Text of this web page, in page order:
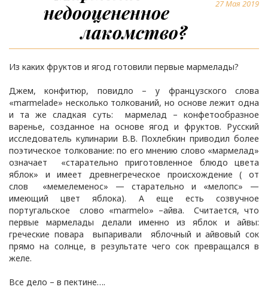
27 Мая 2019
недооцененное
лакомство?
Из каких фруктов и ягод готовили первые мармелады?
Джем, конфитюр, повидло – у французского слова
«marmelade» несколько толкований, но основе лежит одна
и та же сладкая суть: мармелад – конфетообразное
варенье, созданное на основе ягод и фруктов. Русский
исследователь кулинарии В.В. Похлебкин приводил более
поэтическое толкование: по его мнению слово «мармелад»
означает «старательно приготовленное блюдо цвета
яблок» и имеет древнегреческое происхождение ( от
слов «мемелеменос» — старательно и «мелопс» —
имеющий цвет яблока). А еще есть созвучное
португальское слово «marmelo» –айва. Считается, что
первые мармелады делали именно из яблок и айвы:
греческие повара выпаривали яблочный и айвовый сок
прямо на солнце, в результате чего сок превращался в
желе.
Все дело – в пектине….